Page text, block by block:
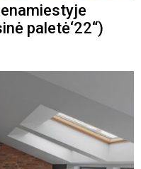
paletė‘22“)